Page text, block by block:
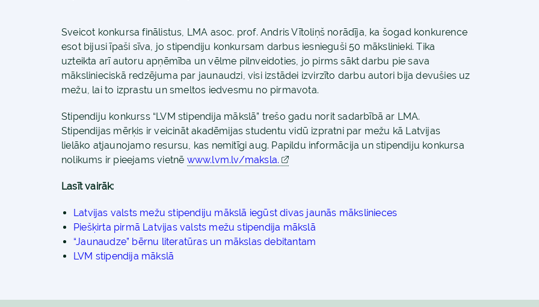
Sveicot konkursa finālistus, LMA asoc. prof. Andris Vītoliņš norādīja, ka šogad konkurence
esot bijusi īpaši sīva, jo stipendiju konkursam darbus iesnieguši 50 mākslinieki. Tika
uzteikta arī autoru apņēmība un vēlme pilnveidoties, jo pirms sākt darbu pie sava
mākslinieciskā redzējuma par jaunaudzi, visi izstādei izvirzīto darbu autori bija devušies uz
mežu, lai to izprastu un smeltos iedvesmu no pirmavota.
Stipendiju konkurss “LVM stipendija mākslā” trešo gadu norit sadarbībā ar LMA.
Stipendijas mērķis ir veicināt akadēmijas studentu vidū izpratni par mežu kā Latvijas
lielāko atjaunojamo resursu, kas nemitīgi aug. Papildu informācija un stipendiju konkursa
nolikums ir pieejams vietnē www.lvm.lv/maksla.
Lasīt vairāk:
Latvijas valsts mežu stipendiju mākslā iegūst divas jaunās mākslinieces
Piešķirta pirmā Latvijas valsts mežu stipendija mākslā
“Jaunaudze” bērnu literatūras un mākslas debitantam
LVM stipendija mākslā